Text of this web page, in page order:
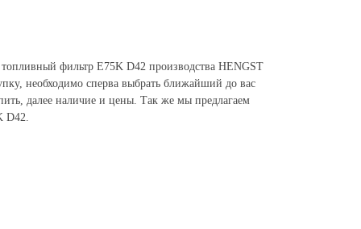
фильтр E75K D42 производства HENGST
необходимо сперва выбрать ближайший до вас
далее наличие и цены. Так же мы предлагаем
D42.